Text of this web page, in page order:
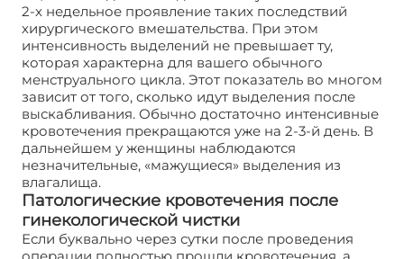
2-х недельное проявление таких последствий
хирургического вмешательства. При этом
интенсивность выделений не превышает ту,
которая характерна для вашего обычного
менструального цикла. Этот показатель во многом
зависит от того, сколько идут выделения после
выскабливания. Обычно достаточно интенсивные
кровотечения прекращаются уже на 2-3-й день. В
дальнейшем у женщины наблюдаются
незначительные, «мажущиеся» выделения из
влагалища.
Патологические кровотечения после
гинекологической чистки
Если буквально через сутки после проведения